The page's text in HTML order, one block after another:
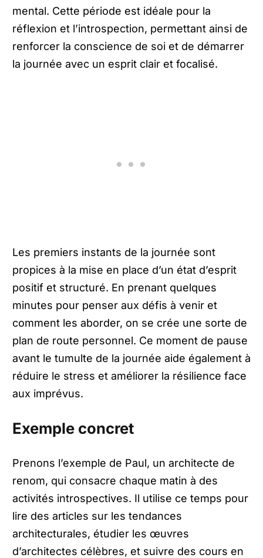
mental. Cette période est idéale pour la
réflexion et l’introspection, permettant ainsi de
renforcer la conscience de soi et de démarrer
la journée avec un esprit clair et focalisé.
Les premiers instants de la journée sont
propices à la mise en place d’un état d’esprit
positif et structuré. En prenant quelques
minutes pour penser aux défis à venir et
comment les aborder, on se crée une sorte de
plan de route personnel. Ce moment de pause
avant le tumulte de la journée aide également à
réduire le stress et améliorer la résilience face
aux imprévus.
Exemple concret
Prenons l’exemple de Paul, un architecte de
renom, qui consacre chaque matin à des
activités introspectives. Il utilise ce temps pour
lire des articles sur les tendances
architecturales, étudier les œuvres
d’architectes célèbres, et suivre des cours en